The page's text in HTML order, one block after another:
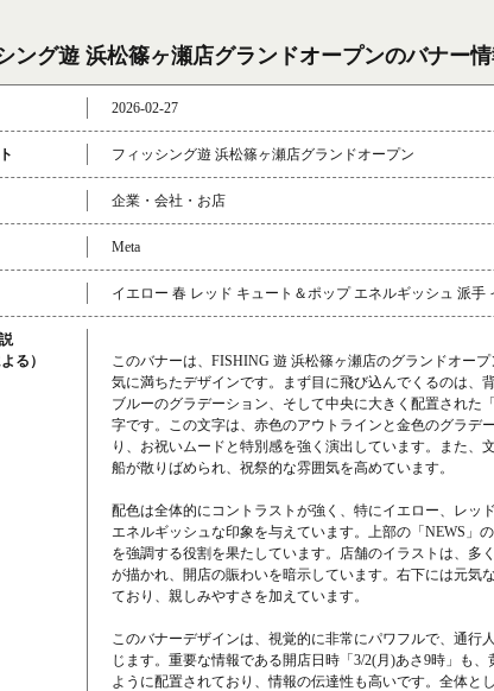
ング遊 浜松篠ヶ瀬店グランドオープンのバナー
2026-02-27
フィッシング遊 浜松篠ヶ瀬店グランドオープン
企業・会社・お店
Meta
イエロー 春 レッド キュート＆ポップ エネルギッシュ 派手
る）
このバナーは、FISHING 遊 浜松篠ヶ瀬店のグランドオー
気に満ちたデザインです。まず目に飛び込んでくるのは、
ブルーのグラデーション、そして中央に大きく配置された
字です。この文字は、赤色のアウトラインと金色のグラデ
り、お祝いムードと特別感を強く演出しています。また、
船が散りばめられ、祝祭的な雰囲気を高めています。
配色は全体的にコントラストが強く、特にイエロー、レッ
エネルギッシュな印象を与えています。上部の「NEWS」
を強調する役割を果たしています。店舗のイラストは、多
が描かれ、開店の賑わいを暗示しています。右下には元気
ており、親しみやすさを加えています。
このバナーデザインは、視覚的に非常にパワフルで、通行
じます。重要な情報である開店日時「3/2(月)あさ9時」も
ように配置されており、情報の伝達性も高いです。全体と